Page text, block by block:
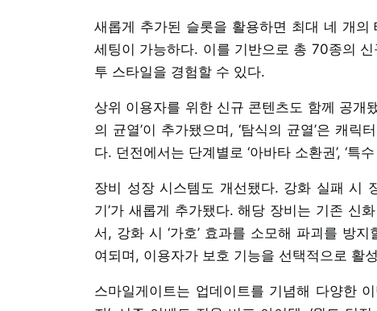
새롭게 추가된 슬롯을 활용하면 최대 네 개
세팅이 가능하다. 이를 기반으로 총 70종의
투 스타일을 경험할 수 있다.
상위 이용자를 위한 신규 콘텐츠도 함께 공개
의 균열’이 추가됐으며, ‘탐식의 균열’은 캐
다. 던전에서는 단계별로 ‘아바타 소환권’, ‘특
장비 성장 시스템도 개선됐다. 강화 실패 시
기’가 새롭게 추가됐다. 해당 장비는 기존 신
서, 강화 시 ‘가호’ 효과를 소모해 파괴를 방
여되며, 이용자가 보호 기능을 선택적으로 활
스마일게이트는 업데이트를 기념해 다양한